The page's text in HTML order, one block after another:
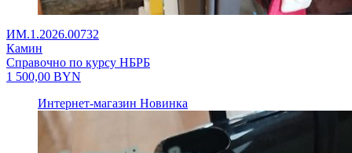
ИМ.1.2026.00732
Камин
Справочно по курсу НБРБ
1 500,00 BYN
Интернет-магазин Новинка